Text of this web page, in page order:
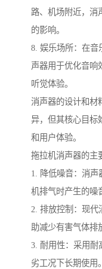
路、机场附近，消
的影响。
8. 娱乐场所：在音
声器用于优化音响
听觉体验。
消声器的设计和材
异，但其核心目标
和用户体验。
拖拉机消声器的主
1. 降低噪音：消
机排气时产生的噪
2. 排放控制：现代
助减少有害气体排
3. 耐用性：采用耐
劣工况下长期使用。